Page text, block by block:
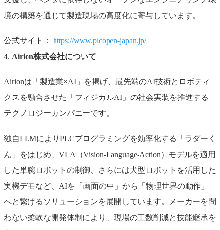
境の構築を通じて製造現場の高度化に寄与しています。
公式サイト： https://www.plcopen-japan.jp/
4. Airion株式会社について
Airionは「製造業×AI」を掲げ、最先端のAI技術とロボティ
クスを融合させた「フィジカルAI」の社会実装を推進する
テクノロジーカンパニーです。
独自LLMによりPLCプログラミングを効率化する「ラダーく
ん」をはじめ、VLA（Vision-Language-Action）モデルを適用
した単腕ロボットの制御、さらには犬型ロボットを活用した
実機デモなど、AIを「画面の中」から「物理世界の動作」
へと繋げるソリューションを展開しています。メーカーを問
わない柔軟な開発体制により、現場の工数削減と技能継承を